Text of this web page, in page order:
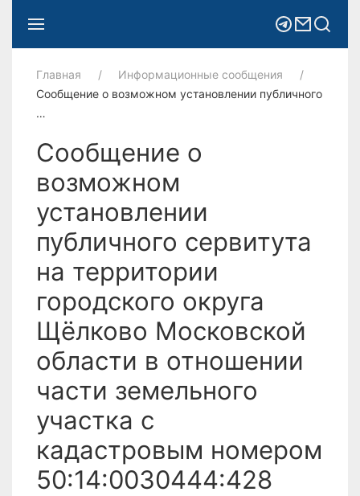
Главная
Информационные сообщения
Сообщение о возможном установлении публичного
…
Сообщение о
возможном
установлении
публичного сервитута
на территории
городского округа
Щёлково Московской
области в отношении
части земельного
участка с
кадастровым номером
50:14:0030444:428